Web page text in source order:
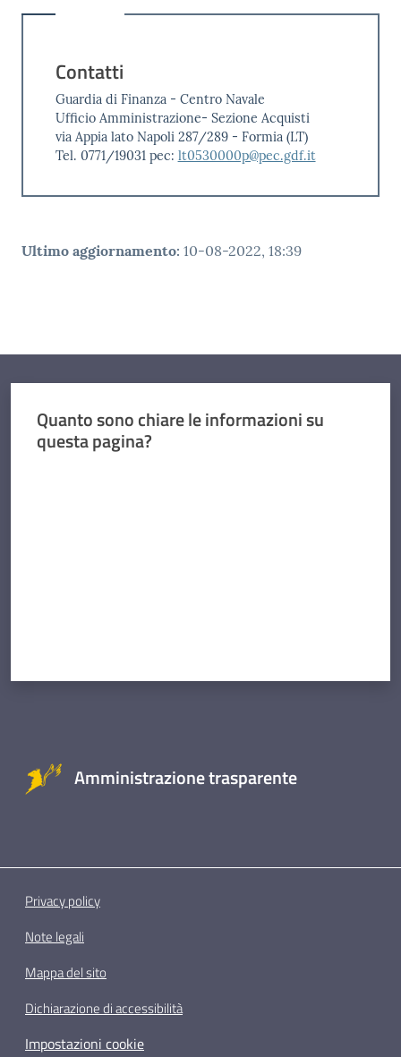
Contatti
Guardia di Finanza - Centro Navale
Ufficio Amministrazione- Sezione Acquisti
via Appia lato Napoli 287/289 - Formia (LT)
Tel. 0771/19031 pec: lt0530000p@pec.gdf.it
Ultimo aggiornamento: 10-08-2022, 18:39
Quanto sono chiare le informazioni su
questa pagina?
Amministrazione trasparente
Privacy policy
Note legali
Mappa del sito
Dichiarazione di accessibilità
Impostazioni cookie